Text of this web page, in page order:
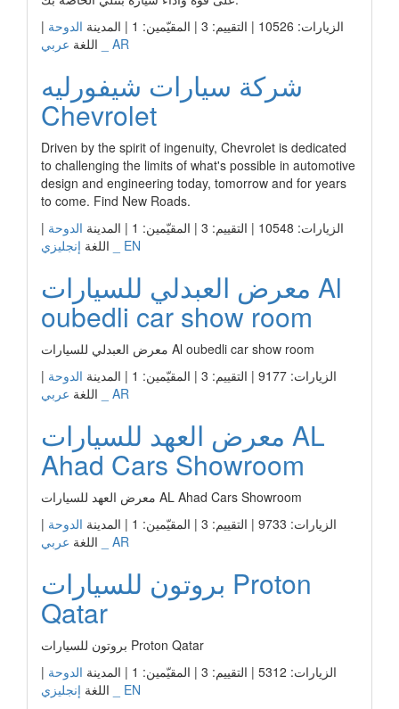
الزيارات: 10526 | التقييم: 3 | المقيّمين: 1 | المدينة
الدوحة |
اللغة عربي _ AR
شركة سيارات شيفورليه
Chevrolet
Driven by the spirit of ingenuity, Chevrolet is dedicated
to challenging the limits of what's possible in automotive
design and engineering today, tomorrow and for years
to come. Find New Roads.
الزيارات: 10548 | التقييم: 3 | المقيّمين: 1 | المدينة
الدوحة |
اللغة إنجليزي _ EN
معرض العبدلي للسيارات Al
oubedli car show room
معرض العبدلي للسيارات Al oubedli car show room
الزيارات: 9177 | التقييم: 3 | المقيّمين: 1 | المدينة
الدوحة |
اللغة عربي _ AR
معرض العهد للسيارات AL
Ahad Cars Showroom
معرض العهد للسيارات AL Ahad Cars Showroom
الزيارات: 9733 | التقييم: 3 | المقيّمين: 1 | المدينة
الدوحة |
اللغة عربي _ AR
بروتون للسيارات Proton
Qatar
بروتون للسيارات Proton Qatar
الزيارات: 5312 | التقييم: 3 | المقيّمين: 1 | المدينة
الدوحة |
اللغة إنجليزي _ EN